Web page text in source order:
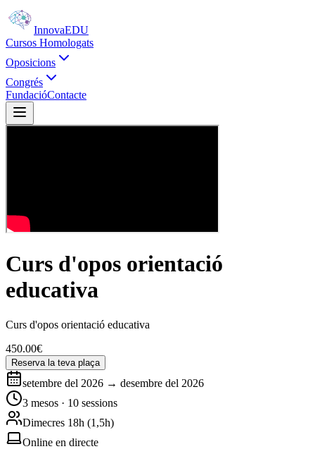
InnovaEDU
Cursos Homologats
Oposicions
Congrés
FundacióContacte
Curs d'opos orientació
educativa
Curs d'opos orientació educativa
450.00€
Reserva la teva plaça
setembre del 2026 → desembre del 2026
3 mesos · 10 sessions
Dimecres 18h (1,5h)
Online en directe